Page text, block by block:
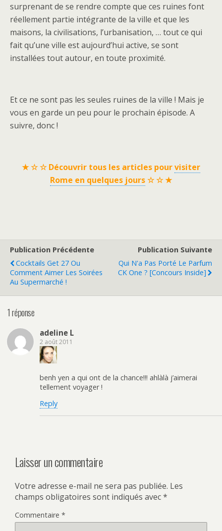
surprenant de se rendre compte que ces ruines font
réellement partie intégrante de la ville et que les
maisons, la civilisations, l’urbanisation, … tout ce qui
fait qu’une ville est aujourd’hui active, se sont
installées tout autour, en toute proximité.
Et ce ne sont pas les seules ruines de la ville ! Mais je
vous en garde un peu pour le prochain épisode. A
suivre, donc !
★ ☆ ☆ Découvrir tous les articles pourvisiter
Rome en quelques jours☆ ☆ ★
Publication Précédente
Cocktails Get 27 Ou
Comment Aimer Les Soirées
Au Supermarché !
Publication Suivante
Qui N'a Pas Porté Le Parfum
CK One ? [Concours Inside]
1 réponse
adeline L
2 août 2011
benh yen a qui ont de la chance!!! ahlàlà j’aimerai
tellement voyager !
Reply
Laisser un commentaire
Votre adresse e-mail ne sera pas publiée. Les
champs obligatoires sont indiqués avec*
Commentaire *